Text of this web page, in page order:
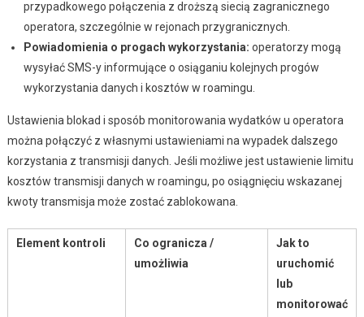
przypadkowego połączenia z droższą siecią zagranicznego
operatora, szczególnie w rejonach przygranicznych.
Powiadomienia o progach wykorzystania: operatorzy mogą
wysyłać SMS-y informujące o osiąganiu kolejnych progów
wykorzystania danych i kosztów w roamingu.
Ustawienia blokad i sposób monitorowania wydatków u operatora
można połączyć z własnymi ustawieniami na wypadek dalszego
korzystania z transmisji danych. Jeśli możliwe jest ustawienie limitu
kosztów transmisji danych w roamingu, po osiągnięciu wskazanej
kwoty transmisja może zostać zablokowana.
Element kontroli
Co ogranicza /
umożliwia
Jak to
uruchomić
lub
monitorować